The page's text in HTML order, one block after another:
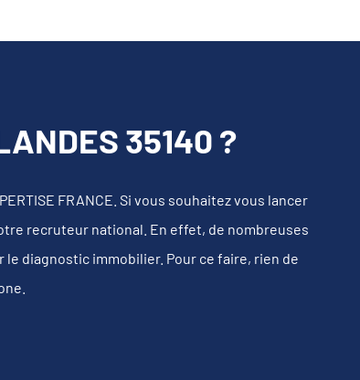
35140 ?
FRANCE. Si vous souhaitez vous lancer
recruteur national. En effet, de nombreuses
diagnostic immobilier. Pour ce faire, rien de